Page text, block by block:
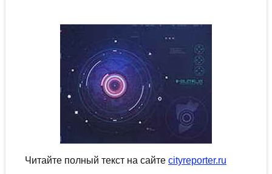
Читайте полный текст на сайте cityreporter.ru